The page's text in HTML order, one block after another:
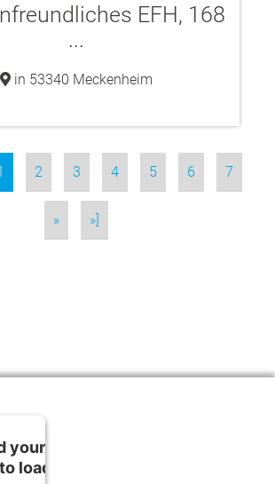
EFH, 168
...
in 53340 Meckenheim
2 3 4 5 6 7
» »]
your
load